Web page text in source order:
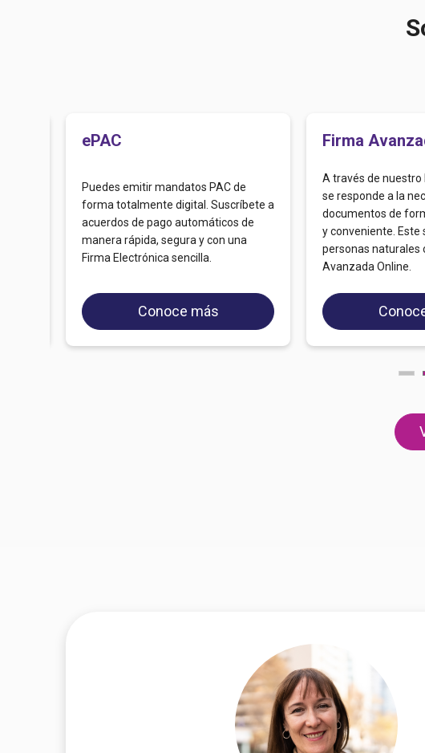
ePAC
Puedes emitir mandatos PAC de
forma totalmente digital. Suscríbete a
acuerdos de pago automáticos de
manera rápida, segura y con una
Firma Electrónica sencilla.
Conoce más
Firma
A través de nuestro
se responde a la
documentos de
y conveniente. Este
personas naturales
Avanzada Online.